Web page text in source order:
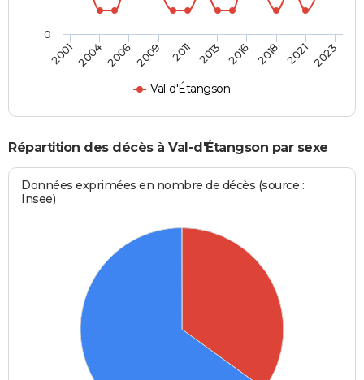
Val-d'Étangson
2001200420062009 2011 2013 2016 2018 20212023
0
Répartition des décès à Val-d'Étangson par sexe
Données exprimées en nombre de décès (source :
Insee)